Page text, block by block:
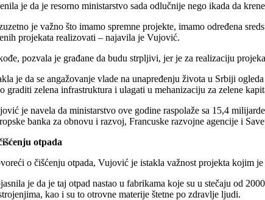
je da je resorno ministarstvo sada odlučnije nego ikada da
je važno što imamo spremne projekte, imamo određena
projekata realizovati – najavila je Vujović.
pozvala je građane da budu strpljivi, jer je za realizaciju
je da se angažovanje vlade na unapređenju života u Srbiji
graditi zelena infrastruktura i ulagati u mehanizaciju za zelene
je navela da ministarstvo ove godine raspolaže sa 15,4
banka za obnovu i razvoj, Francuske razvojne agencije i
otpada
o čišćenju otpada, Vujović je istakla važnost projekta kojim
je da je taj otpad nastao u fabrikama koje su u stečaju od
kao i su to otrovne materije štetne po zdravlje ljudi.